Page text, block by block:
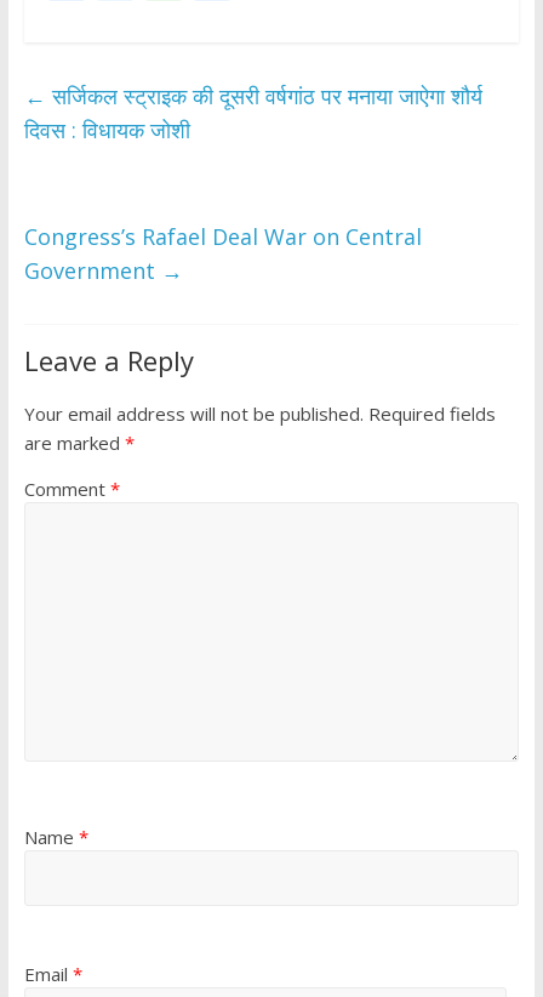
b
o
er s
A
e
← सर्जिकल स्ट्राइक की दूसरी वर्षगांठ पर मनाया जाऐगा शौर्य
दिवस : विधायक जोशी
Congress’s Rafael Deal War on Central
Government →
Leave a Reply
Your email address will not be published. Required fields
are marked *
Comment *
Name *
Email *